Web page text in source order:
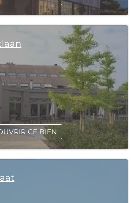
CE BIEN